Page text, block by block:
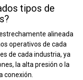
tipos de
alineada
operativos de cada
de cada industria, ya
la alta presión o la
conexión.